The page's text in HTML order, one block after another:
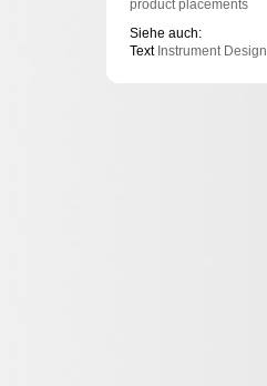
product placements
Siehe auch:
Text Instrument Design